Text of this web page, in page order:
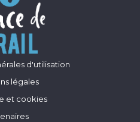
d'utilisation
légales
et cookies